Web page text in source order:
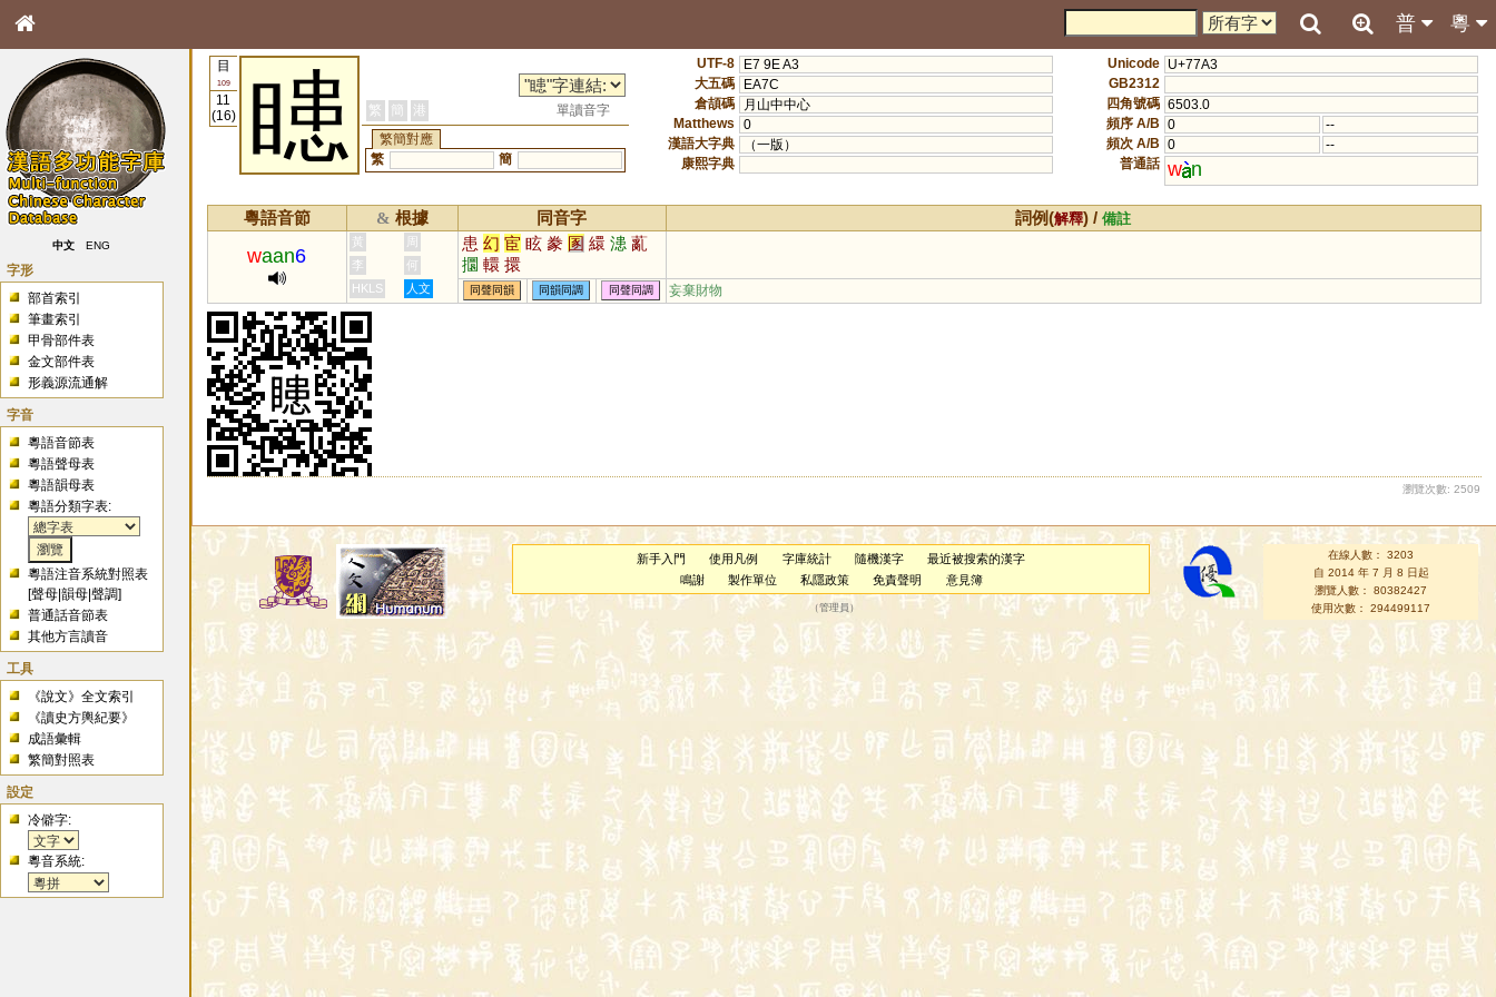
粵
普
中文 ENG
字形
部首索引
筆畫索引
甲骨部件表
金文部件表
形義源流通解
字音
粵語音節表
粵語聲母表
粵語韻母表
粵語分類字表:
粵語注音系統對照表
[聲母 |韻母 |聲調]
普通話音節表
其他方言讀音
工具
《說文》全文索引
《讀史方輿紀要》
成語彙輯
繁簡對照表
設定
冷僻字:
粵音系統:
目
109
11
(16)
瞣 繁 簡 港
單讀音字
繁簡對應
繁
簡
UTF-8
E7 9E A3
大五碼
EA7C
倉頡碼
月山中中心
Matthews
0
漢語大字典
（一版）
康熙字典
Unicode U+77A3
GB2312
四角號碼 6503.0
頻序 A/B 0
--
頻次 A/B 0
--
普通話 w n
粵語音節 & 根據 同音字 詞例(解釋) /備註
waan6
黃 周 患 幻 宦 眩 豢 圂 繯 漶 薍
攌 轘 擐
李
何
HKLS
人文 同聲同韻 同韻同調 同聲同調 妄棄財物
瀏覽次數: 2509
新手入門 使用凡例 字庫統計 隨機漢字
最近被搜索的漢字
鳴謝
製作單位 私隱政策 免責聲明 意見簿
（管理員 ）
在線人數： 3203
自 2014 年 7 月 8 日起
瀏覽人數： 80382427
使用次數： 294499117